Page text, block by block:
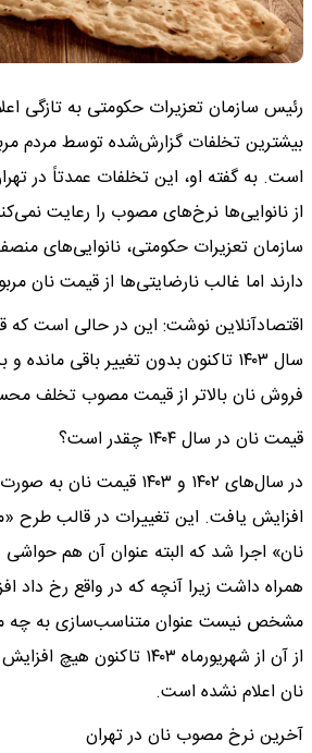
رئیس سازمان تعزیرات حکومتی به تازگی
بیشترین تخلفات گزارش‌شده توسط مردم
است. به گفته او، این تخلفات عمدتاً در
از نانوایی‌ها نرخ‌های مصوب را رعایت
سازمان تعزیرات حکومتی، نانوایی‌های
دارند اما غالب نارضایتی‌ها از قیمت نان
اقتصادآنلاین نوشت: این در حالی است که
سال ۱۴۰۳ تاکنون بدون تغییر باقی
فروش نان بالاتر از قیمت مصوب تخلف
قیمت نان در سال ۱۴۰۴ چقدر است؟
در سال‌های ۱۴۰۲ و ۱۴۰۳ قیمت
افزایش یافت. این تغییرات در قالب طرح
نان» اجرا شد که البته عنوان آن هم
همراه داشت زیرا آنچه که در واقع رخ داد
مشخص نیست عنوان متناسب‌سازی به چه
از آن از شهریورماه ۱۴۰۳
نان اعلام نشده است.
آخرین نرخ مصوب نان در تهران